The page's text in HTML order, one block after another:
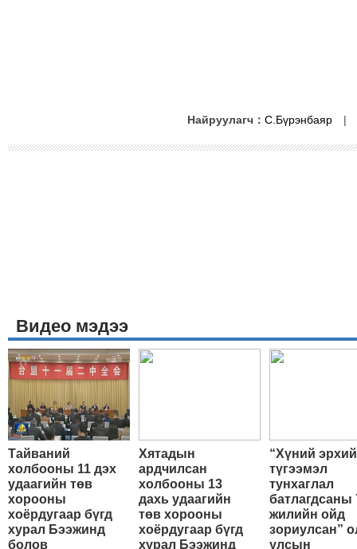
Найруулагч： С.Бүрэнбаяр |
Видео мэдээ
Тайваний
холбооны 11 дэх
удаагийн төв
хорооны
хоёрдугаар бүгд
хурал Бээжинд
болов
Хятадын
ардчилсан
холбооны 13
дахь удаагийн
төв хорооны
хоёрдугаар бүгд
хурал Бээжинд
“Хүний
түгээмэл
тунхаглал
батлагдсаны
жилийн ойд
зориулсан”
улсын